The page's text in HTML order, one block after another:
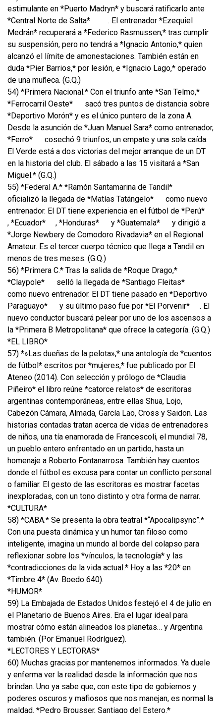
estimulante en *Puerto Madryn* y buscará ratificarlo ante
*Central Norte de Salta*
. El entrenador *Ezequiel
Medrán* recuperará a *Federico Rasmussen,* tras cumplir
su suspensión, pero no tendrá a *Ignacio Antonio,* quien
alcanzó el límite de amonestaciones. También están en
duda *Pier Barrios,* por lesión, e *Ignacio Lago,* operado
de una muñeca. (G.Q.)
54) *Primera Nacional.* Con el triunfo ante *San Telmo,*
*Ferrocarril Oeste*
sacó tres puntos de distancia sobre
*Deportivo Morón* y es el único puntero de la zona A.
Desde la asunción de *Juan Manuel Sara* como entrenador,
*Ferro*
cosechó 9 triunfos, un empate y una sola caída.
El Verde está a dos victorias del mejor arranque de un DT
en la historia del club. El sábado a las 15 visitará a *San
Miguel.* (G.Q.)
55) *Federal A.* *Ramón Santamarina de Tandil*
oficializó la llegada de *Matías Tatángelo*
como nuevo
entrenador. El DT tiene experiencia en el fútbol de *Perú*
, *Ecuador*
, *Honduras* y *Guatemala*
y dirigió a
*Jorge Newbery de Comodoro Rivadavia* en el Regional
Amateur. Es el tercer cuerpo técnico que llega a Tandil en
menos de tres meses. (G.Q.)
56) *Primera C.* Tras la salida de *Roque Drago,*
*Claypole*
selló la llegada de *Santiago Fleitas*
como nuevo entrenador. El DT tiene pasado en *Deportivo
Paraguayo*
y su último paso fue por *El Porvenir*
. El
nuevo conductor buscará pelear por uno de los ascensos a
la *Primera B Metropolitana* que ofrece la categoría. (G.Q.)
*EL LIBRO*
57) *»Las dueñas de la pelota»,* una antología de *cuentos
de fútbol* escritos por *mujeres,* fue publicado por El
Ateneo (2014). Con selección y prólogo de *Claudia
Piñeiro* el libro reúne *catorce relatos* de escritoras
argentinas contemporáneas, entre ellas Shua, Lojo,
Cabezón Cámara, Almada, García Lao, Cross y Saidon. Las
historias contadas tratan acerca de vidas de entrenadores
de niños, una tía enamorada de Francescoli, el mundial 78,
un pueblo entero enfrentado en un partido, hasta un
homenaje a Roberto Fontanarrosa. También hay cuentos
donde el fútbol es excusa para contar un conflicto personal
o familiar. El gesto de las escritoras es mostrar facetas
inexploradas, con un tono distinto y otra forma de narrar.
*CULTURA*
58) *CABA.* Se presenta la obra teatral *“Apocalipsync”.*
Con una puesta dinámica y un humor tan filoso como
inteligente, imagina un mundo al borde del colapso para
reflexionar sobre los *vínculos, la tecnología* y las
*contradicciones de la vida actual.* Hoy a las *20* en
*Timbre 4* (Av. Boedo 640).
*HUMOR*
59) La Embajada de Estados Unidos festejó el 4 de julio en
el Planetario de Buenos Aires. Era el lugar ideal para
mostrar cómo están alineados los planetas… y Argentina
también. (Por Emanuel Rodríguez).
*LECTORES Y LECTORAS*
60) Muchas gracias por mantenernos informados. Ya duele
y enferma ver la realidad desde la información que nos
brindan. Uno ya sabe que, con este tipo de gobiernos y
poderes oscuros y mafiosos que nos manejan, es normal la
maldad. *Pedro Brousser, Santiago del Estero.*